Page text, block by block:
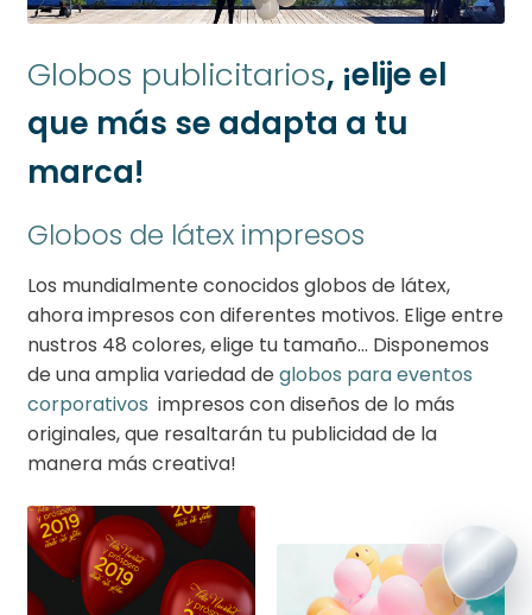
Globos publicitarios, ¡elije el
que más se adapta a tu
marca!
Globos de látex impresos
Los mundialmente conocidos globos de látex,
ahora impresos con diferentes motivos. Elige entre
nustros 48 colores, elige tu tamaño… Disponemos
de una amplia variedad deglobos para eventos
corporativos impresos con diseños de lo más
originales, que resaltarán tu publicidad de la
manera más creativa!